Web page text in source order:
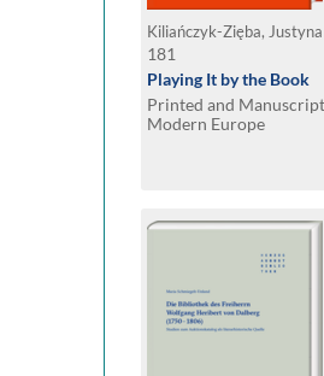
Kiliańczyk-Zięba,
181
Playing It by the Book
Printed and
Modern Europe